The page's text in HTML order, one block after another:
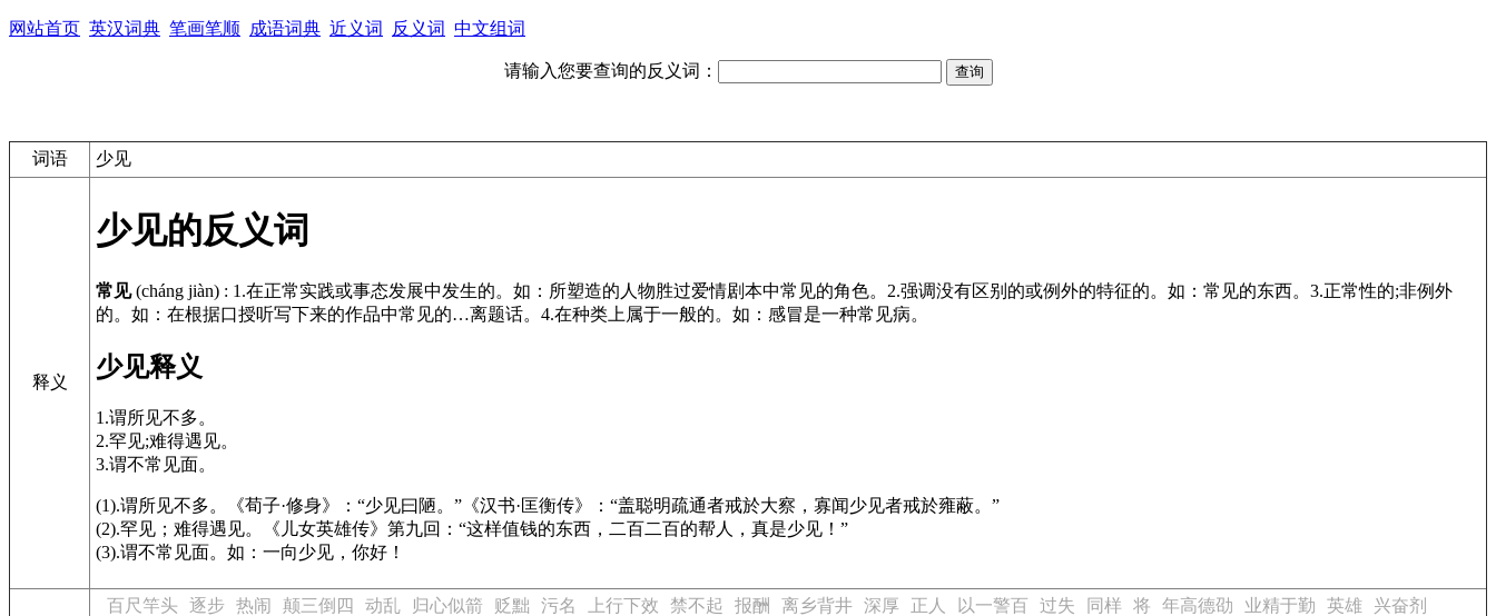
网站首页 英汉词典 笔画笔顺 成语词典 近义词 反义词 中文组词
请输入您要查询的反义词：
词语 少见
释义
少见的反义词
常见 (cháng jiàn) : 1.在正常实践或事态发展中发生的。如：所塑造的人物胜过爱情剧本中常见的角色。2.强调没有区别的或例外的特征的。如：常见的东西。3.正常性的;非例外
的。如：在根据口授听写下来的作品中常见的…离题话。4.在种类上属于一般的。如：感冒是一种常见病。
少见释义
1.谓所见不多。
2.罕见;难得遇见。
3.谓不常见面。
(1).谓所见不多。 《荀子·修身》 ：“少见曰陋。” 《汉书·匡衡传》
：“盖聪明疏通者戒於大察，寡闻少见者戒於雍蔽。”
(2).罕见；难得遇见。
《儿女英雄传》 第九回：“这样值钱的东西，二百二百的帮人，真是少见！”
(3).谓不常见面。如：一向少见，你好！
百尺竿头 逐步 热闹 颠三倒四 动乱 归心似箭 贬黜 污名 上行下效 禁不起 报酬 离乡背井 深厚 正人 以一警百 过失 同样 将 年高德劭 业精于勤 英雄
兴奋剂